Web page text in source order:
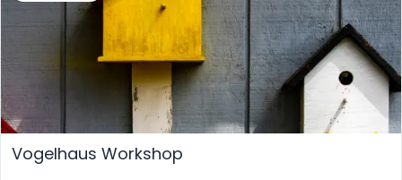
Vogelhaus Workshop